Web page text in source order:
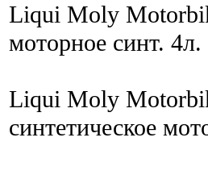
Liqui Moly
моторное синт. 4л.
Liqui Moly
синтетическое